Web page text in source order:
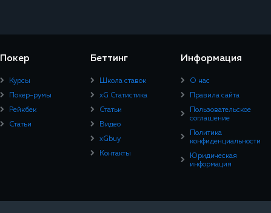
Покер
Курсы
Покер-румы
Рейкбек
Статьи
Беттинг
Школа ставок
xG Статистика
Статьи
Видео
xGbuy
Контакты
Информация
О нас
Правила сайта
Пользовательское
соглашение
Политика
конфиденциальности
Юридическая
информация